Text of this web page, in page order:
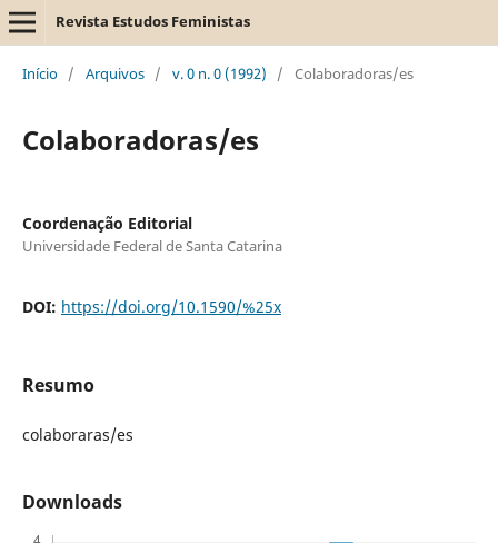
Revista Estudos Feministas
Início / Arquivos / v. 0 n. 0 (1992) / Colaboradoras/es
Colaboradoras/es
Coordenação Editorial
Universidade Federal de Santa Catarina
DOI: https://doi.org/10.1590/%25x
Resumo
colaboraras/es
Downloads